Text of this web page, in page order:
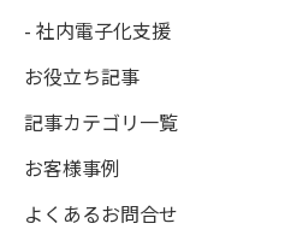
- 社内電子化支援
お役立ち記事
記事カテゴリ一覧
お客様事例
よくあるお問合せ